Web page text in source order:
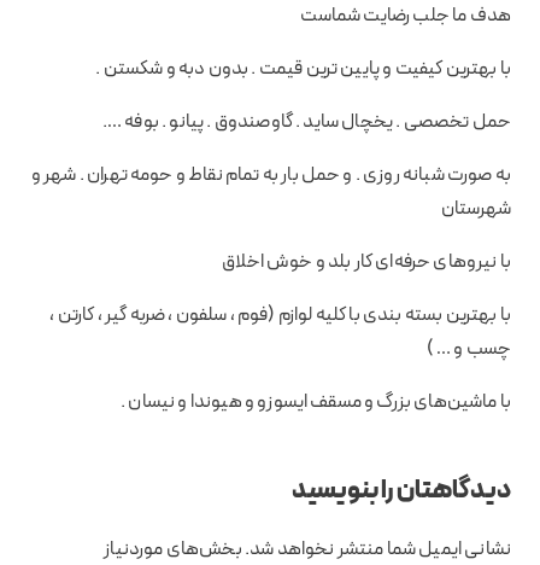
هدف ما جلب رضایت شماست
با بهترین کیفیت و پایین ترین قیمت . بدون دبه و شکستن .
حمل تخصصی . یخچال ساید . گاوصندوق . پیانو . بوفه ….
به صورت شبانه روزی . و حمل بار به تمام نقاط و حومه تهران . شهر و
شهرستان
با نیروهای حرفه‌ای کار بلد و خوش اخلاق
با بهترین بسته بندی با کلیه لوازم (فوم ، سلفون ، ضربه گیر ، کارتن ،
چسب و … )
با ماشین‌های بزرگ و مسقف ایسوزو و هیوندا و نیسان .
دیدگاهتان را بنویسید
نشانی ایمیل شما منتشر نخواهد شد.بخش‌های موردنیاز